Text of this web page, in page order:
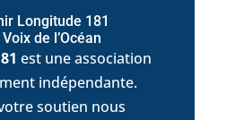
Longitude 181
de l’Océan
est une association
indépendante.
soutien nous